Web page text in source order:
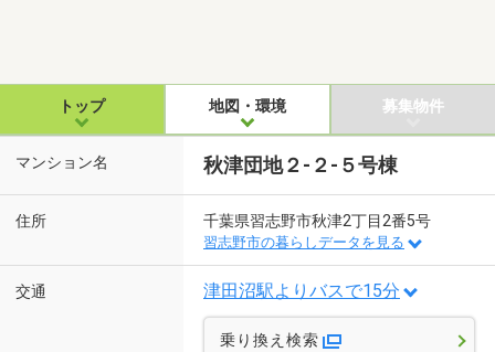
トップ 地図・環境 募集物件
マンション名 秋津団地２-２-５号棟
住所 千葉県習志野市秋津2丁目2番5号
習志野市の暮らしデータを見る
交通 津田沼駅よりバスで15分
乗り換え検索